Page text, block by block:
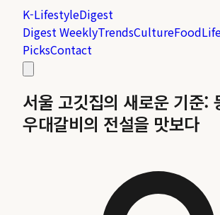
K-LifestyleDigest
Digest WeeklyTrendsCultureFood
PicksContact
서울 고깃집의 새로운 기준:
우대갈비의 전설을 맛보다